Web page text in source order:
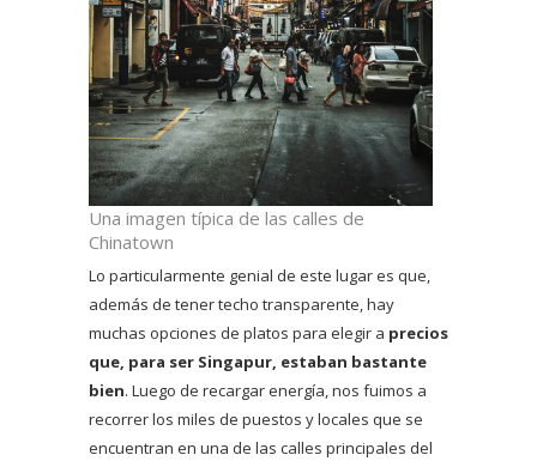
Una imagen típica de las calles de
Chinatown
Lo particularmente genial de este lugar es que,
además de tener techo transparente, hay
muchas opciones de platos para elegir a precios
que, para ser Singapur, estaban bastante
bien. Luego de recargar energía, nos fuimos a
recorrer los miles de puestos y locales que se
encuentran en una de las calles principales del